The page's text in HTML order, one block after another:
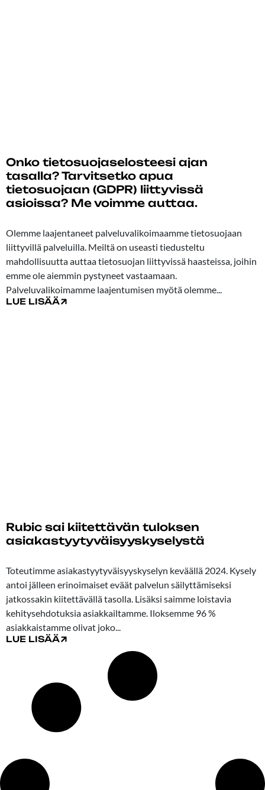
Onko tietosuojaselosteesi ajan
tasalla? Tarvitsetko apua
tietosuojaan (GDPR) liittyvissä
asioissa? Me voimme auttaa.
Olemme laajentaneet palveluvalikoimaamme tietosuojaan
liittyvillä palveluilla. Meiltä on useasti tiedusteltu
mahdollisuutta auttaa tietosuojan liittyvissä haasteissa, joihin
emme ole aiemmin pystyneet vastaamaan.
Palveluvalikoimamme laajentumisen myötä olemme...
LUE LISÄÄ
Rubic sai kiitettävän tuloksen
asiakastyytyväisyyskyselystä
Toteutimme asiakastyytyväisyyskyselyn keväällä 2024. Kysely
antoi jälleen erinoimaiset eväät palvelun säilyttämiseksi
jatkossakin kiitettävällä tasolla. Lisäksi saimme loistavia
kehitysehdotuksia asiakkailtamme. Iloksemme 96 %
asiakkaistamme olivat joko...
LUE LISÄÄ